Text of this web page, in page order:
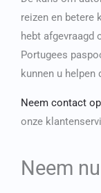
reizen en betere
hebt
Portugees
kunnen u helpen
Neem contact
onze
Neem